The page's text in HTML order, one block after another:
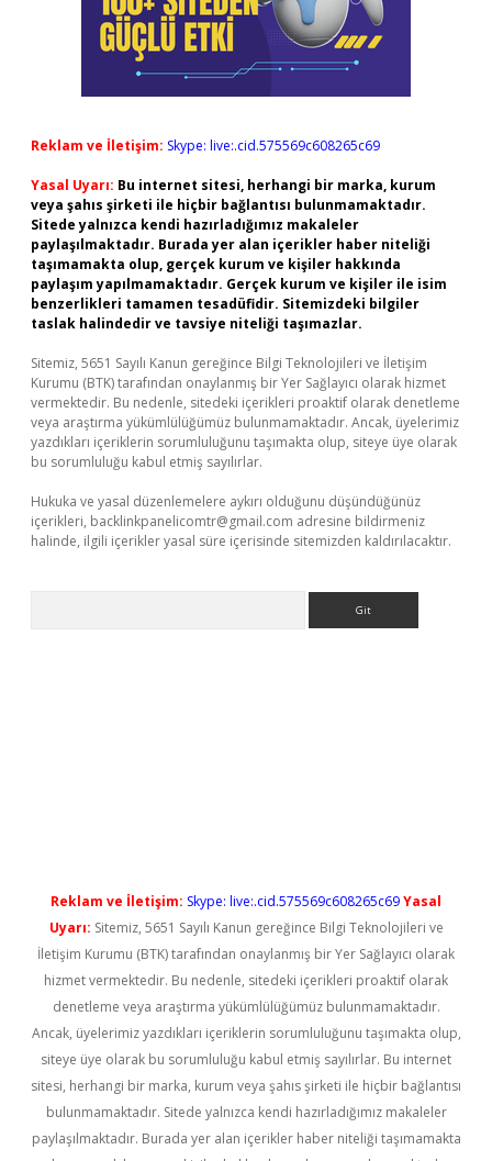
Reklam ve İletişim: Skype: live:.cid.575569c608265c69
Yasal Uyarı: Bu internet sitesi, herhangi bir marka, kurum
veya şahıs şirketi ile hiçbir bağlantısı bulunmamaktadır.
Sitede yalnızca kendi hazırladığımız makaleler
paylaşılmaktadır. Burada yer alan içerikler haber niteliği
taşımamakta olup, gerçek kurum ve kişiler hakkında
paylaşım yapılmamaktadır. Gerçek kurum ve kişiler ile isim
benzerlikleri tamamen tesadüfidir. Sitemizdeki bilgiler
taslak halindedir ve tavsiye niteliği taşımazlar.
Sitemiz, 5651 Sayılı Kanun gereğince Bilgi Teknolojileri ve İletişim
Kurumu (BTK) tarafından onaylanmış bir Yer Sağlayıcı olarak hizmet
vermektedir. Bu nedenle, sitedeki içerikleri proaktif olarak denetleme
veya araştırma yükümlülüğümüz bulunmamaktadır. Ancak, üyelerimiz
yazdıkları içeriklerin sorumluluğunu taşımakta olup, siteye üye olarak
bu sorumluluğu kabul etmiş sayılırlar.
Hukuka ve yasal düzenlemelere aykırı olduğunu düşündüğünüz
içerikleri, backlinkpanelicomtr@gmail.com adresine bildirmeniz
halinde, ilgili içerikler yasal süre içerisinde sitemizden kaldırılacaktır.
Reklam ve İletişim: Skype: live:.cid.575569c608265c69Yasal
Uyarı: Sitemiz, 5651 Sayılı Kanun gereğince Bilgi Teknolojileri ve
İletişim Kurumu (BTK) tarafından onaylanmış bir Yer Sağlayıcı olarak
hizmet vermektedir. Bu nedenle, sitedeki içerikleri proaktif olarak
denetleme veya araştırma yükümlülüğümüz bulunmamaktadır.
Ancak, üyelerimiz yazdıkları içeriklerin sorumluluğunu taşımakta olup,
siteye üye olarak bu sorumluluğu kabul etmiş sayılırlar. Bu internet
sitesi, herhangi bir marka, kurum veya şahıs şirketi ile hiçbir bağlantısı
bulunmamaktadır. Sitede yalnızca kendi hazırladığımız makaleler
paylaşılmaktadır. Burada yer alan içerikler haber niteliği taşımamakta